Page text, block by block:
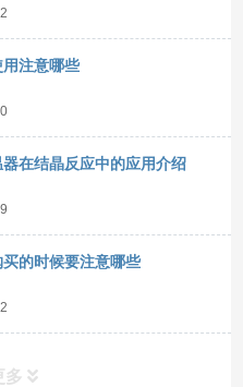
注意哪些
在结晶反应中的应用介绍
的时候要注意哪些
多